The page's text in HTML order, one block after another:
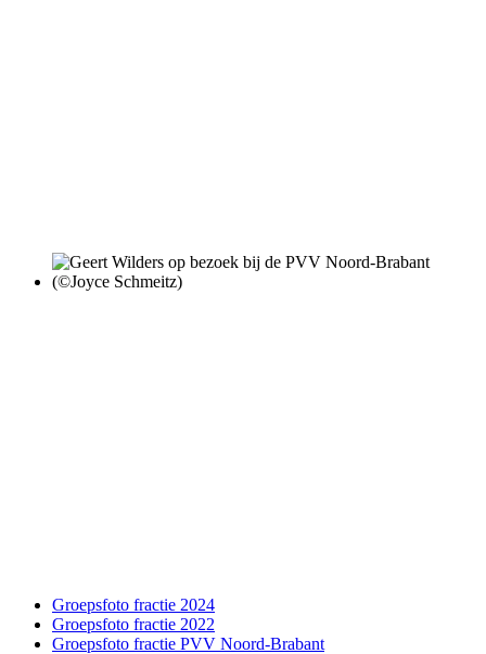
Groepsfoto fractie 2024
Groepsfoto fractie 2022
Groepsfoto fractie PVV Noord-Brabant